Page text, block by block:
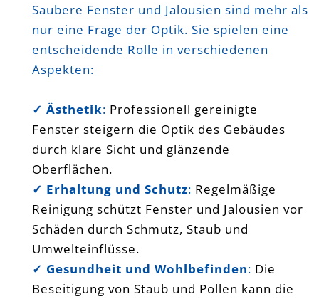
Saubere Fenster und Jalousien sind mehr als
nur eine Frage der Optik. Sie spielen eine
entscheidende Rolle in verschiedenen
Aspekten:
✓ Ästhetik: Professionell gereinigte
Fenster steigern die Optik des Gebäudes
durch klare Sicht und glänzende
Oberflächen.
✓ Erhaltung und Schutz: Regelmäßige
Reinigung schützt Fenster und Jalousien vor
Schäden durch Schmutz, Staub und
Umwelteinflüsse.
✓ Gesundheit und Wohlbefinden: Die
Beseitigung von Staub und Pollen kann die